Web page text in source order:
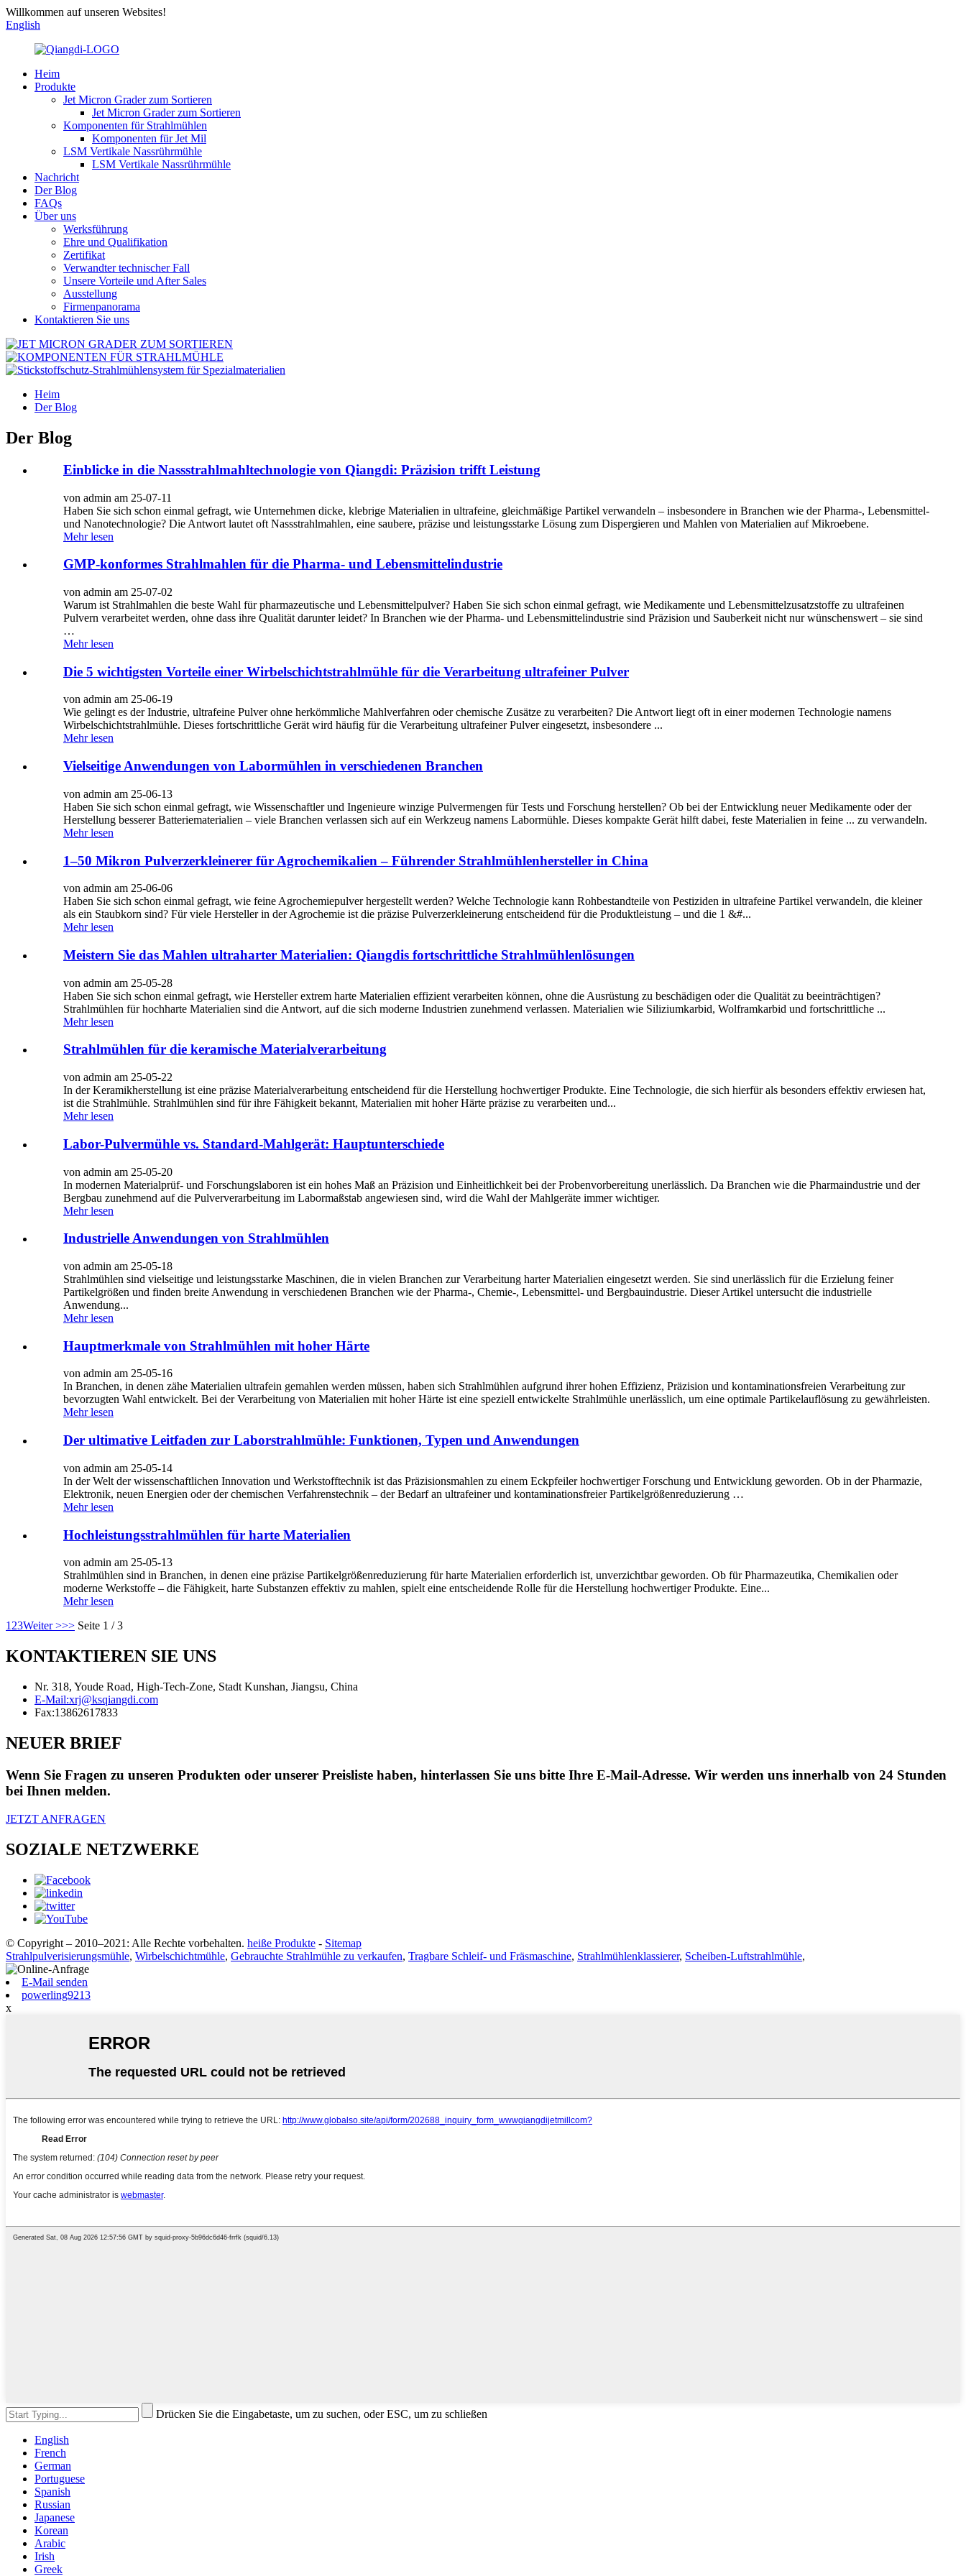
Willkommen auf unseren Websites!
English
Heim
Produkte
Jet Micron Grader zum Sortieren
Jet Micron Grader zum Sortieren
Komponenten für Strahlmühlen
Komponenten für Jet Mil
LSM Vertikale Nassrührmühle
LSM Vertikale Nassrührmühle
Nachricht
Der Blog
FAQs
Über uns
Werksführung
Ehre und Qualifikation
Zertifikat
Verwandter technischer Fall
Unsere Vorteile und After Sales
Ausstellung
Firmenpanorama
Kontaktieren Sie uns
Heim
Der Blog
Der Blog
Einblicke in die Nassstrahlmahltechnologie von Qiangdi: Präzision trifft Leistung
von admin am 25-07-11
Haben Sie sich schon einmal gefragt, wie Unternehmen dicke, klebrige Materialien in ultrafeine, gleichmäßige Partikel verwandeln – insbesondere in Branchen wie der Pharma-, Lebensmittel-
und Nanotechnologie? Die Antwort lautet oft Nassstrahlmahlen, eine saubere, präzise und leistungsstarke Lösung zum Dispergieren und Mahlen von Materialien auf Mikroebene.
Mehr lesen
GMP-konformes Strahlmahlen für die Pharma- und Lebensmittelindustrie
von admin am 25-07-02
Warum ist Strahlmahlen die beste Wahl für pharmazeutische und Lebensmittelpulver? Haben Sie sich schon einmal gefragt, wie Medikamente und Lebensmittelzusatzstoffe zu ultrafeinen
Pulvern verarbeitet werden, ohne dass ihre Qualität darunter leidet? In Branchen wie der Pharma- und Lebensmittelindustrie sind Präzision und Sauberkeit nicht nur wünschenswert – sie sind
…
Mehr lesen
Die 5 wichtigsten Vorteile einer Wirbelschichtstrahlmühle für die Verarbeitung ultrafeiner Pulver
von admin am 25-06-19
Wie gelingt es der Industrie, ultrafeine Pulver ohne herkömmliche Mahlverfahren oder chemische Zusätze zu verarbeiten? Die Antwort liegt oft in einer modernen Technologie namens
Wirbelschichtstrahlmühle. Dieses fortschrittliche Gerät wird häufig für die Verarbeitung ultrafeiner Pulver eingesetzt, insbesondere ...
Mehr lesen
Vielseitige Anwendungen von Labormühlen in verschiedenen Branchen
von admin am 25-06-13
Haben Sie sich schon einmal gefragt, wie Wissenschaftler und Ingenieure winzige Pulvermengen für Tests und Forschung herstellen? Ob bei der Entwicklung neuer Medikamente oder der
Herstellung besserer Batteriematerialien – viele Branchen verlassen sich auf ein Werkzeug namens Labormühle. Dieses kompakte Gerät hilft dabei, feste Materialien in feine ... zu verwandeln.
Mehr lesen
1–50 Mikron Pulverzerkleinerer für Agrochemikalien – Führender Strahlmühlenhersteller in China
von admin am 25-06-06
Haben Sie sich schon einmal gefragt, wie feine Agrochemiepulver hergestellt werden? Welche Technologie kann Rohbestandteile von Pestiziden in ultrafeine Partikel verwandeln, die kleiner
als ein Staubkorn sind? Für viele Hersteller in der Agrochemie ist die präzise Pulverzerkleinerung entscheidend für die Produktleistung – und die 1 &#...
Mehr lesen
Meistern Sie das Mahlen ultraharter Materialien: Qiangdis fortschrittliche Strahlmühlenlösungen
von admin am 25-05-28
Haben Sie sich schon einmal gefragt, wie Hersteller extrem harte Materialien effizient verarbeiten können, ohne die Ausrüstung zu beschädigen oder die Qualität zu beeinträchtigen?
Strahlmühlen für hochharte Materialien sind die Antwort, auf die sich moderne Industrien zunehmend verlassen. Materialien wie Siliziumkarbid, Wolframkarbid und fortschrittliche ...
Mehr lesen
Strahlmühlen für die keramische Materialverarbeitung
von admin am 25-05-22
In der Keramikherstellung ist eine präzise Materialverarbeitung entscheidend für die Herstellung hochwertiger Produkte. Eine Technologie, die sich hierfür als besonders effektiv erwiesen hat,
ist die Strahlmühle. Strahlmühlen sind für ihre Fähigkeit bekannt, Materialien mit hoher Härte präzise zu verarbeiten und...
Mehr lesen
Labor-Pulvermühle vs. Standard-Mahlgerät: Hauptunterschiede
von admin am 25-05-20
In modernen Materialprüf- und Forschungslaboren ist ein hohes Maß an Präzision und Einheitlichkeit bei der Probenvorbereitung unerlässlich. Da Branchen wie die Pharmaindustrie und der
Bergbau zunehmend auf die Pulververarbeitung im Labormaßstab angewiesen sind, wird die Wahl der Mahlgeräte immer wichtiger.
Mehr lesen
Industrielle Anwendungen von Strahlmühlen
von admin am 25-05-18
Strahlmühlen sind vielseitige und leistungsstarke Maschinen, die in vielen Branchen zur Verarbeitung harter Materialien eingesetzt werden. Sie sind unerlässlich für die Erzielung feiner
Partikelgrößen und finden breite Anwendung in verschiedenen Branchen wie der Pharma-, Chemie-, Lebensmittel- und Bergbauindustrie. Dieser Artikel untersucht die industrielle
Anwendung...
Mehr lesen
Hauptmerkmale von Strahlmühlen mit hoher Härte
von admin am 25-05-16
In Branchen, in denen zähe Materialien ultrafein gemahlen werden müssen, haben sich Strahlmühlen aufgrund ihrer hohen Effizienz, Präzision und kontaminationsfreien Verarbeitung zur
bevorzugten Wahl entwickelt. Bei der Verarbeitung von Materialien mit hoher Härte ist eine speziell entwickelte Strahlmühle unerlässlich, um eine optimale Partikelauflösung zu gewährleisten.
Mehr lesen
Der ultimative Leitfaden zur Laborstrahlmühle: Funktionen, Typen und Anwendungen
von admin am 25-05-14
In der Welt der wissenschaftlichen Innovation und Werkstofftechnik ist das Präzisionsmahlen zu einem Eckpfeiler hochwertiger Forschung und Entwicklung geworden. Ob in der Pharmazie,
Elektronik, neuen Energien oder der chemischen Verfahrenstechnik – der Bedarf an ultrafeiner und kontaminationsfreier Partikelgrößenreduzierung …
Mehr lesen
Hochleistungsstrahlmühlen für harte Materialien
von admin am 25-05-13
Strahlmühlen sind in Branchen, in denen eine präzise Partikelgrößenreduzierung für harte Materialien erforderlich ist, unverzichtbar geworden. Ob für Pharmazeutika, Chemikalien oder
moderne Werkstoffe – die Fähigkeit, harte Substanzen effektiv zu mahlen, spielt eine entscheidende Rolle für die Herstellung hochwertiger Produkte. Eine...
Mehr lesen
1 23Weiter >>> Seite 1 / 3
KONTAKTIEREN SIE UNS
Nr. 318, Youde Road, High-Tech-Zone, Stadt Kunshan, Jiangsu, China
E-Mail:xrj@ksqiangdi.com
Fax:13862617833
NEUER BRIEF
Wenn Sie Fragen zu unseren Produkten oder unserer Preisliste haben, hinterlassen Sie uns bitte Ihre E-Mail-Adresse. Wir werden uns innerhalb von 24 Stunden
bei Ihnen melden.
JETZT ANFRAGEN
SOZIALE NETZWERKE
© Copyright – 2010–2021: Alle Rechte vorbehalten. heiße Produkte - Sitemap
Strahlpulverisierungsmühle, Wirbelschichtmühle, Gebrauchte Strahlmühle zu verkaufen, Tragbare Schleif- und Fräsmaschine, Strahlmühlenklassierer, Scheiben-Luftstrahlmühle,
E-Mail senden
powerling9213
x
Drücken Sie die Eingabetaste, um zu suchen, oder ESC, um zu schließen
English
French
German
Portuguese
Spanish
Russian
Japanese
Korean
Arabic
Irish
Greek